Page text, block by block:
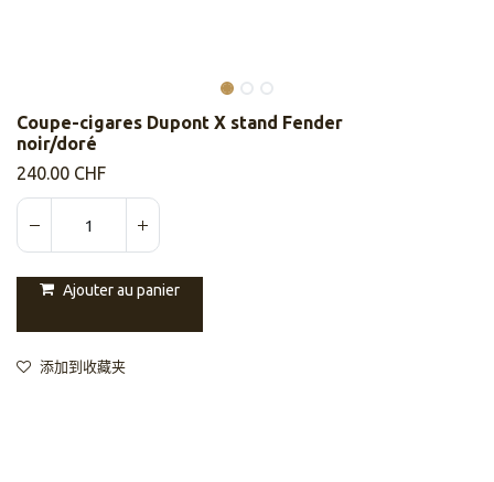
Coupe-cigares Dupont X stand Fender
noir/doré
240.00 CHF
Ajouter au panier
添加到收藏夹